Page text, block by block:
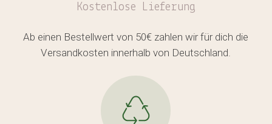
Kostenlose Lieferung
Ab einen Bestellwert von 50€ zahlen wir für dich die
Versandkosten innerhalb von Deutschland.